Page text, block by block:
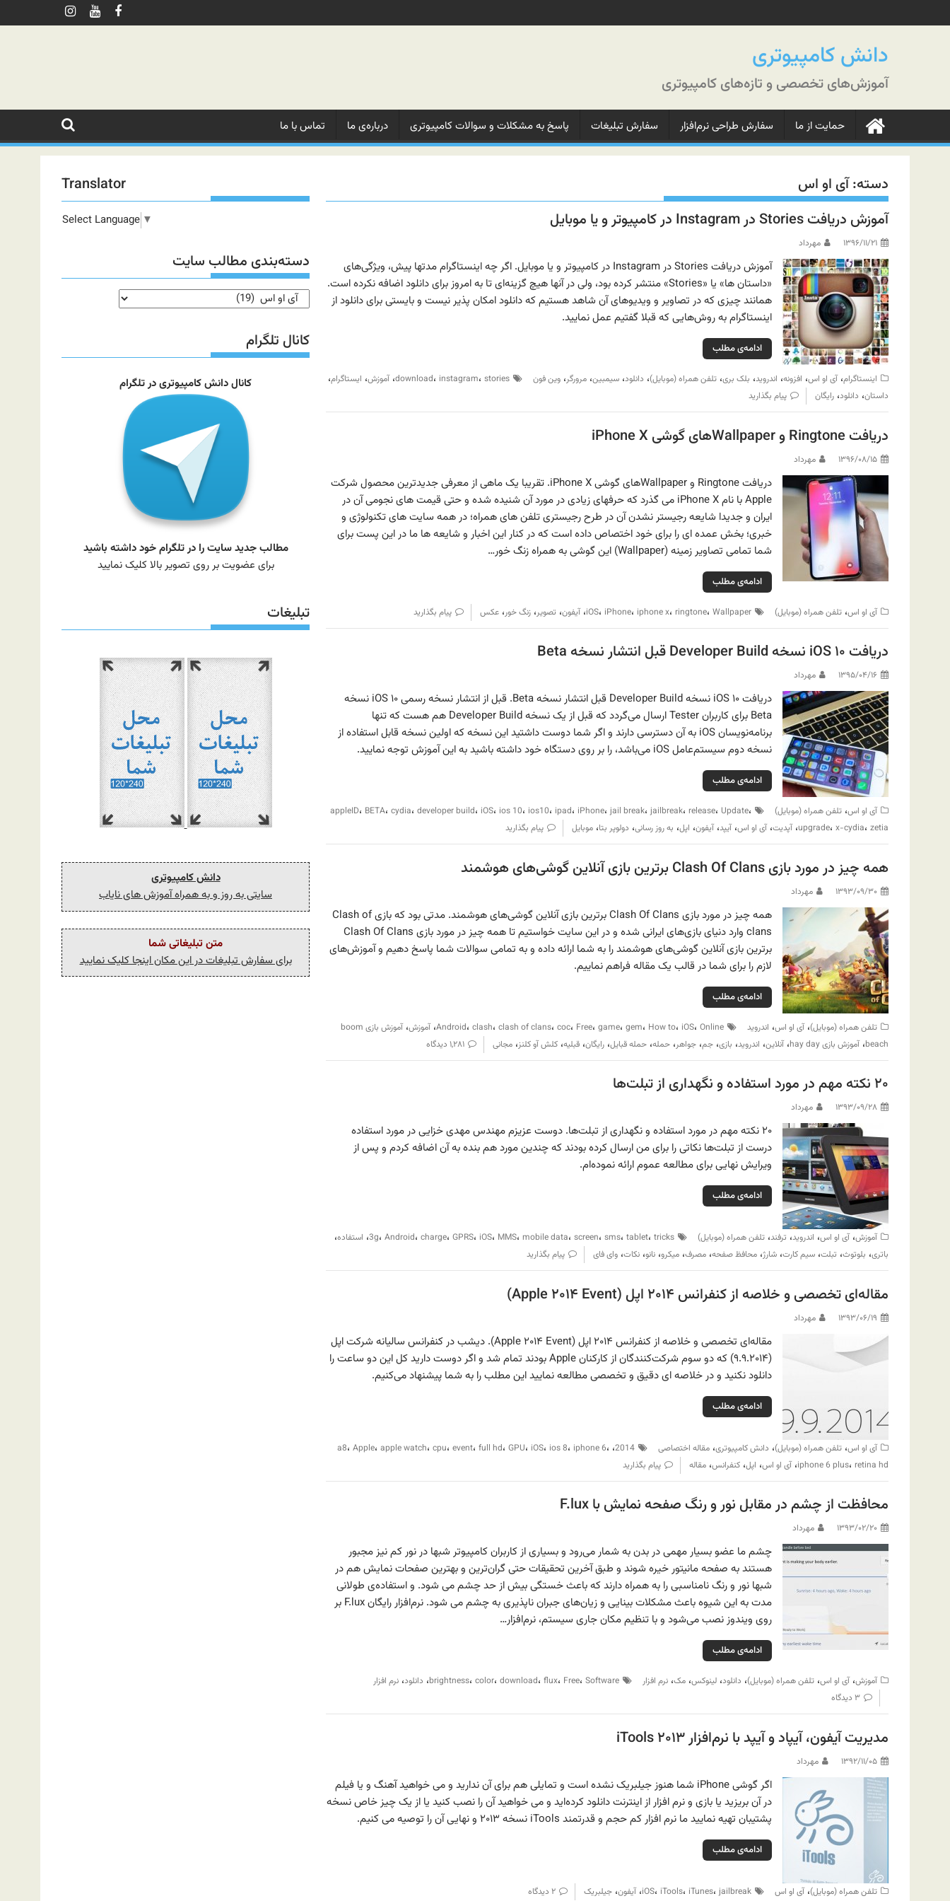
به
دانش کامپیوتری
آموزش‌های تخصصی و تازه‌های کامپیوتری
حمایت از ما سفارش طراحی نرم‌افزار سفارش‌ تبلیغات‌ پاسخ به مشکلات‌ و‌ سوالات‌ کامپیوتری درباره‌ی ما‌ تماس با ما
دسته:آی او اس
آموزش دریافت Stories در Instagram در کامپیوتر و یا موبایل
۱۳۹۶/۱۱/۲۱ مهرداد
آموزش دریافت Stories در Instagram در کامپیوتر و یا موبایل. اگر چه اینستاگرام مدتها پیش، ویژگی‌های
«داستان ها» یا «Stories» منتشر کرده بود، ولی در آنها هیچ گزینه‌ای تا به امروز برای دانلود اضافه نکرده است.
همانند چیزی که در تصاویر و ویدیوهای آن شاهد هستیم که دانلود امکان پذیر نیست و بایستی برای دانلود از
اینستاگرام به روش‌هایی که قبلا گفتیم عمل نمایید.
ادامه‌ی مطلب
اینستاگرام،آی او اس، افزونه، اندروید، بلک بری، تلفن همراه (موبایل)، دانلود، سیمبین، مرورگر، وین فون download، instagram، stories ،آموزش، ایستاگرام،
داستان، دانلود، رایگان پیام بگذارید
دریافت Ringtone و Wallpaperهای گوشی iPhone X
۱۳۹۶/۰۸/۱۵ مهرداد
دریافت Ringtone و Wallpaperهای گوشی iPhone X. تقریبا یک ماهی از معرفی جدیدترین محصول شرکت
Apple با نام iPhone X می گذرد که حرفهای زیادی در مورد آن شنیده شده و حتی قیمت های نجومی آن در
ایران و جدیدا شایعه رجیستر نشدن آن در طرح رجیستری تلفن های همراه؛ در همه سایت های تکنولوژی و
خبری؛ بخش عمده ای را برای خود اختصاص داده است که در کنار این اخبار و شایعه ها ما در این پست برای
شما تمامی تصاویر زمینه (Wallpaper) این گوشی به همراه زنگ خور…
ادامه‌ی مطلب
آی او اس، تلفن همراه (موبایل) iOS، iPhone، iphone x، ringtone، Wallpaper ،آیفون، تصویر، زنگ خور، عکس پیام بگذارید
دریافت iOS ۱۰ نسخه Developer Build قبل انتشار نسخه Beta
۱۳۹۵/۰۴/۱۶ مهرداد
دریافت iOS ۱۰ نسخه Developer Build قبل انتشار نسخه Beta. قبل از انتشار نسخه رسمی iOS ۱۰ نسخه
Beta برای کاربران Tester ارسال می‌گردد که قبل از یک نسخه Developer Build هم هست که تنها
برنامه‌نویسان iOS به آن دسترسی دارند و اگر شما دوست داشتید این نسخه که اولین نسخه قابل استفاده از
نسخه دوم سیستم‌عامل iOS می‌باشد، را بر روی دستگاه خود داشته باشید به این آموزش توجه نمایید.
ادامه‌ی مطلب
آی او اس، تلفن همراه (موبایل) appleID، BETA، cydia، developer build، iOS، ios 10، ios10، ipad، iPhone،jail break،jailbreak، release، Update،
upgrade، x-cydia، zetia ،آپدیت،آی او اس،آیپد،آیفون، اپل، به روز رسانی، دولوپر بتا، موبایل پیام بگذارید
همه چیز در مورد بازی Clash Of Clans برترین بازی آنلاین گوشی‌های هوشمند
۱۳۹۳/۰۹/۳۰ مهرداد
همه چیز در مورد بازی Clash Of Clans برترین بازی آنلاین گوشی‌های هوشمند. مدتی بود که بازی Clash of
clans‌ وارد دنیای بازی‌های ایرانی شده و در این سایت خواستیم تا همه چیز در مورد بازی Clash Of Clans
برترین بازی آنلاین گوشی‌های هوشمند را به شما ارائه داده و به تمامی سوالات شما پاسخ دهیم و آموزش‌های
لازم را برای شما در قالب یک مقاله فراهم نماییم.
ادامه‌ی مطلب
تلفن همراه (موبایل)،آی او اس، اندروید Android، clash، clash of clans، coc، Free، game، gem، How to، iOS، Online ،آموزش،
آموزش بازی boom
beach،آموزش بازی hay day ،آنلاین، اندروید، بازی، جم، جواهر، حمله، حمله قبایل، رایگان، قبلیه، کلش آو کلنز، مجانی ۱,۲۸۱ دیدگاه
۲۰ نکته مهم در مورد استفاده و نگهداری از تبلت‌ها
۱۳۹۳/۰۹/۲۸ مهرداد
۲۰ نکته مهم در مورد استفاده و نگهداری از تبلت‌ها. دوست عزیزم مهندس مهدی خزایی در مورد استفاده
درست از تبلت‌ها نکاتی را برای من ارسال کرده بودند که چندین مورد هم بنده به آن اضافه کردم و پس از
ویرایش نهایی برای مطالعه عموم ارائه نموده‌ام.
ادامه‌ی مطلب
آموزش،آی او اس، اندروید، ترفند، تلفن همراه (موبایل) 3g، Android، charge، GPRS، iOS، MMS، mobile data، screen، sms، tablet، tricks ، استفاده،
باتری، بلوتوث، تبلت، سیم کارت، شارژ، محافظ صفحه، مصرف، میکرو، نانو، نکات، وای فای پیام بگذارید
مقاله‌ای تخصصی و خلاصه از کنفرانس ۲۰۱۴ اپل (Apple ۲۰۱۴ Event)
۱۳۹۳/۰۶/۱۹ مهرداد
مقاله‌ای تخصصی و خلاصه از کنفرانس ۲۰۱۴ اپل (Apple ۲۰۱۴ Event). دیشب در کنفرانس سالیانه شرکت اپل
(۹.۹.۲۰۱۴) که دو سوم شرکت‌کنندگان از کارکنان Apple بودند تمام شد و اگر دوست دارید کل این دو ساعت را
دانلود نکنید و در خلاصه ای دقیق و تخصصی مطالعه نمایید این مطلب را به شما پیشنهاد می‌کنیم.
ادامه‌ی مطلب
آی او اس، تلفن همراه (موبایل)، دانش کامپیوتری، مقاله اختصاصی 2014، a8، Apple، apple watch، cpu، event، full hd، GPU، iOS، ios 8، iphone 6،
iphone 6 plus، retina hd ،آی او اس، اپل، کنفرانس، مقاله پیام بگذارید
محافظت از چشم در مقابل نور و رنگ صفحه نمایش با F.lux
۱۳۹۳/۰۲/۲۰ مهرداد
چشم ما عضو بسیار مهمی در بدن به شمار می‌رود و بسیاری از کاربران کامپیوتر شبها در نور کم نیز مجبور
هستند به صفحه مانیتور خیره شوند و طبق آخرین تحقیقات حتی گران‌ترین و بهترین صفحات نمایش هم در
شبها نور و رنگ نامناسبی را به همراه دارند که باعث خستگی بیش از حد چشم می شود. و استفاده‌ی طولانی
مدت به این شیوه باعث مشکلات بینایی و زیان‌های جبران ناپذیری به چشم می شود. نرم‌افزار رایگان F.lux بر
روی ویندوز نصب می‌شود و با تنظیم مکان جاری سیستم، نرم‌افزار…
ادامه‌ی مطلب
آموزش،آی او اس، تلفن همراه (موبایل)، دانلود، لینوکس، مک، نرم افزار brightness، color، download، flux، Free، Software ، دانلود، نرم افزار
۳ دیدگاه
مدیریت آیفون، آیپاد و آیپد با نرم‌افزار iTools ۲۰۱۳
۱۳۹۲/۱۱/۰۵ مهرداد
اگر گوشی iPhone شما هنوز جیلبریک نشده است و تمایلی هم برای آن ندارید و می خواهید آهنگ و یا فیلم
در آن بریزید یا بازی و نرم افزار از اینترنت دانلود کرده‌اید و می خواهید آن را نصب کنید یا از یک چیز خاص نسخه
پشتیبان تهیه نمایید ما نرم افزار کم حجم و قدرتمند iTools نسخه ۲۰۱۳ و نهایی آن را توصیه می کنیم.
ادامه‌ی مطلب
تلفن همراه (موبایل)،آی او اس iOS، iTools، iTunes، jailbreak ،آیفون، جیلبریک ۲ دیدگاه
Translator
Select Language ▼
دسته‌بندی مطالب سایت
دسته‌بندی
مطالب
سایت
کانال تلگرام
کانال دانش کامپیوتری در تلگرام
مطالب جدید سایت را در تلگرام خود داشته باشید
برای عضویت بر روی تصویر بالا کلیک نمایید
تبلیغات
دانش کامپیوتری
سایتی به روز و به همراه آموزش های نایاب
متن تبلیغاتی شما
برای سفارش تبلیغات در این مکان اینجا کلیک نمایید